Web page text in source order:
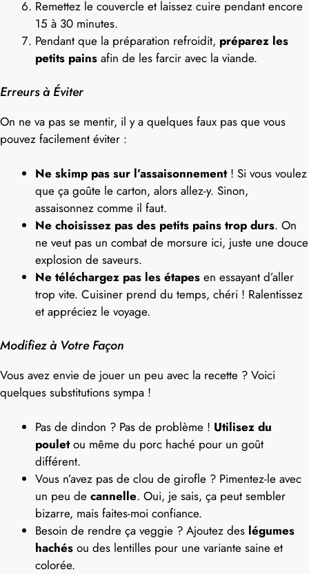
Remettez le couvercle et laissez cuire pendant encore
15 à 30 minutes.
Pendant que la préparation refroidit, préparez les
petits pains afin de les farcir avec la viande.
Erreurs à Éviter
On ne va pas se mentir, il y a quelques faux pas que vous
pouvez facilement éviter :
Ne skimp pas sur l’assaisonnement! Si vous voulez
que ça goûte le carton, alors allez-y. Sinon,
assaisonnez comme il faut.
Ne choisissez pas des petits pains trop durs. On
ne veut pas un combat de morsure ici, juste une douce
explosion de saveurs.
Ne téléchargez pas les étapes en essayant d’aller
trop vite. Cuisiner prend du temps, chéri ! Ralentissez
et appréciez le voyage.
Modifiez à Votre Façon
Vous avez envie de jouer un peu avec la recette ? Voici
quelques substitutions sympa !
Pas de dindon ? Pas de problème ! Utilisez du
pouletou même du porc haché pour un goût
différent.
Vous n’avez pas de clou de girofle ? Pimentez-le avec
un peu de cannelle. Oui, je sais, ça peut sembler
bizarre, mais faites-moi confiance.
Besoin de rendre ça veggie ? Ajoutez des légumes
hachés ou des lentilles pour une variante saine et
colorée.